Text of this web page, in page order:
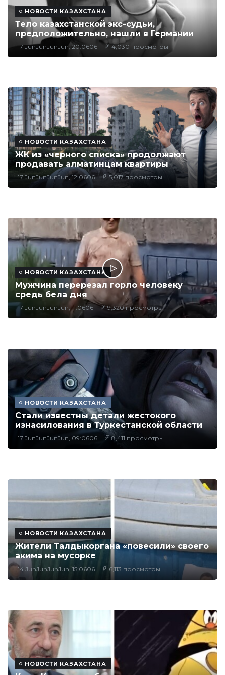
НОВОСТИ КАЗАХСТАНА
Тело казахстанской экс-судьи,
предположительно, нашли в Германии
17 JunJunJunJun, 20:0606 4,030 просмотры
НОВОСТИ КАЗАХСТАНА
ЖК из «черного списка» продолжают
продавать алматинцам квартиры
17 JunJunJunJun, 12:0606 5,017 просмотры
НОВОСТИ КАЗАХСТАНА
Мужчина перерезал горло человеку
средь бела дня
17 JunJunJunJun, 11:0606 9,320 просмотры
НОВОСТИ КАЗАХСТАНА
Стали известны детали жестокого
изнасилования в Туркестанской области
17 JunJunJunJun, 09:0606 8,411 просмотры
НОВОСТИ КАЗАХСТАНА
Жители Талдыкоргана «повесили» своего
акима на мусорке
14 JunJunJunJun, 15:0606 6,113 просмотры
НОВОСТИ КАЗАХСТАНА